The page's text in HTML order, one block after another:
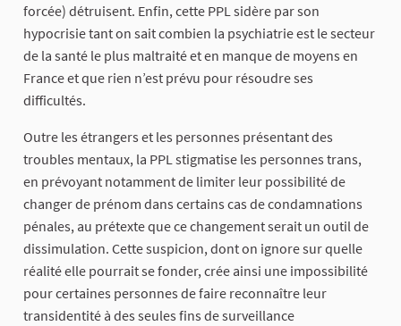
forcée) détruisent. Enfin, cette PPL sidère par son
hypocrisie tant on sait combien la psychiatrie est le secteur
de la santé le plus maltraité et en manque de moyens en
France et que rien n’est prévu pour résoudre ses
difficultés.
Outre les étrangers et les personnes présentant des
troubles mentaux, la PPL stigmatise les personnes trans,
en prévoyant notamment de limiter leur possibilité de
changer de prénom dans certains cas de condamnations
pénales, au prétexte que ce changement serait un outil de
dissimulation. Cette suspicion, dont on ignore sur quelle
réalité elle pourrait se fonder, crée ainsi une impossibilité
pour certaines personnes de faire reconnaître leur
transidentité à des seules fins de surveillance